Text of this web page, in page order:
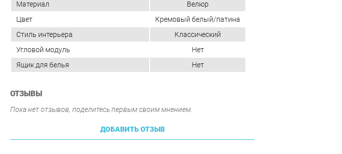
Материал
Велюр
Цвет
Кремовый белый/патина
Стиль интерьера
Классический
Угловой модуль
Нет
Ящик для белья
Нет
ОТЗЫВЫ
Пока нет отзывов, поделитесь первым своим мнением.
ДОБАВИТЬ ОТЗЫВ